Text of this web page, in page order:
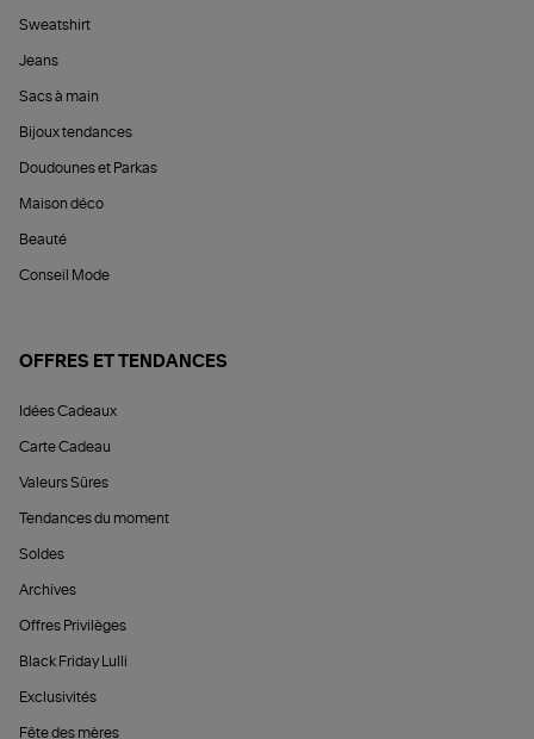
Sweatshirt
Jeans
Sacs à main
Bijoux tendances
Doudounes et Parkas
Maison déco
Beauté
Conseil Mode
OFFRES ET TENDANCES
Idées Cadeaux
Carte Cadeau
Valeurs Sûres
Tendances du moment
Soldes
Archives
Offres Privilèges
Black Friday Lulli
Exclusivités
Fête des mères